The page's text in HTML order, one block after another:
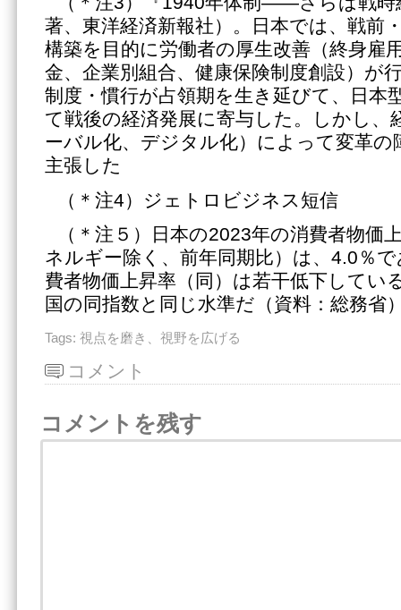
著、東洋経済新報社）。日本では、戦前
構築を目的に労働者の厚生改善（終身雇
金、企業別組合、健康保険制度創設）が
制度・慣行が占領期を生き延びて、日本
て戦後の経済発展に寄与した。しかし、
ーバル化、デジタル化）によって変革
主張した
（＊注4）ジェトロビジネス短信
（＊注５）日本の2023年の消費者物価
ネルギー除く、前年同期比）は、4.0％
費者物価上昇率（同）は若干低下してい
国の同指数と同じ水準だ（資料：総務省
Tags: 視点を磨き、視野を広げる
コメント
コメントを残す